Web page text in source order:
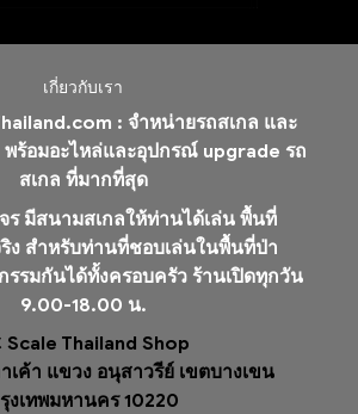
เกี่ยวกับเรา
: จำหน่ายรถสเกล และ
ร้อมอะไหล่และอุปกรณ์ upgrade รถ
สเกล ที่มากที่สุด
ร มีสนามสเกลให้ท่านได้เล่น พื้นที่
ง สำหรับท่านที่ชอบเล่นในพื้นที่ป่า
รรมกันได้ทั้งครอบครัว ร้านเปิดทุกวัน
9.00-18.00 น.
Scale Thailand Shop
เค้า แขวง อนุสาวรีย์ เขตบางเขน
งเทพมหานคร 10220